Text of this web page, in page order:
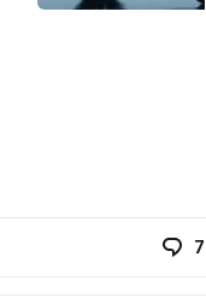
7